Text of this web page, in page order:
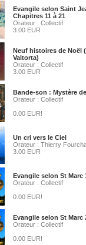
Evangile selon Saint
Chapitres 11 à 21
Orateur : Collectif
3.00 EUR
Neuf histoires de Noël
Valtorta)
Orateur : Collectif
3.00 EUR
Bande-son : Mystère
Orateur : Collectif
0.00 EUR!
Un cri vers le Ciel
Orateur : Thierry
3.00 EUR
Evangile selon St Marc
Orateur : Collectif
0.00 EUR!
Evangile selon St Marc
Orateur : Collectif
0.00 EUR!